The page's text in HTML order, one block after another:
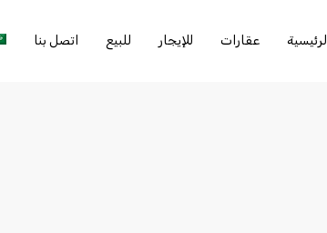
الرئيسية عقارات للإيجار للبيع اتصل بنا